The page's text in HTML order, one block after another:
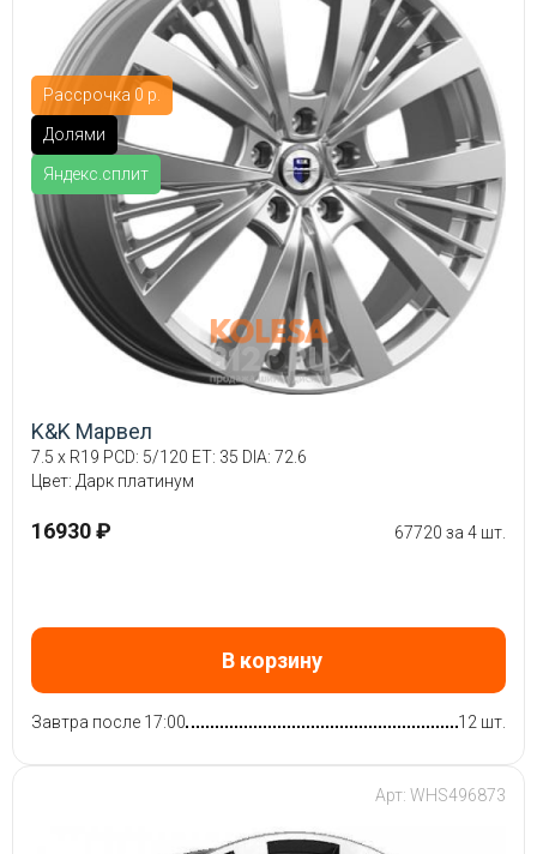
Рассрочка 0 р.
Долями
Яндекс.сплит
K&K Марвел
7.5 x R19 PCD: 5/120 ET: 35 DIA: 72.6
Цвет: Дарк платинум
16930 ₽ 67720 за 4 шт.
В корзину
Завтра после 17:00 12 шт.
Арт: WHS496873